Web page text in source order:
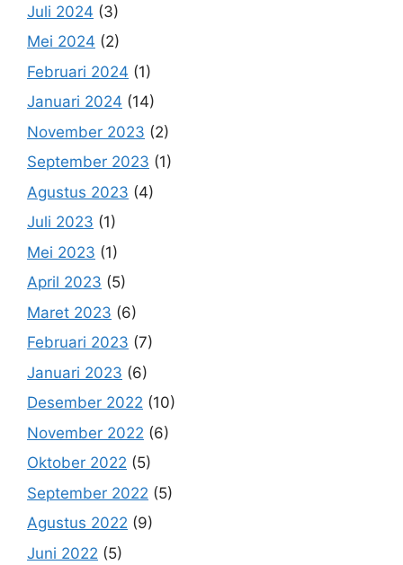
Juli 2024 (3)
Mei 2024 (2)
Februari 2024 (1)
Januari 2024 (14)
November 2023 (2)
September 2023 (1)
Agustus 2023 (4)
Juli 2023 (1)
Mei 2023 (1)
April 2023 (5)
Maret 2023 (6)
Februari 2023 (7)
Januari 2023 (6)
Desember 2022 (10)
November 2022 (6)
Oktober 2022 (5)
September 2022 (5)
Agustus 2022 (9)
Juni 2022 (5)